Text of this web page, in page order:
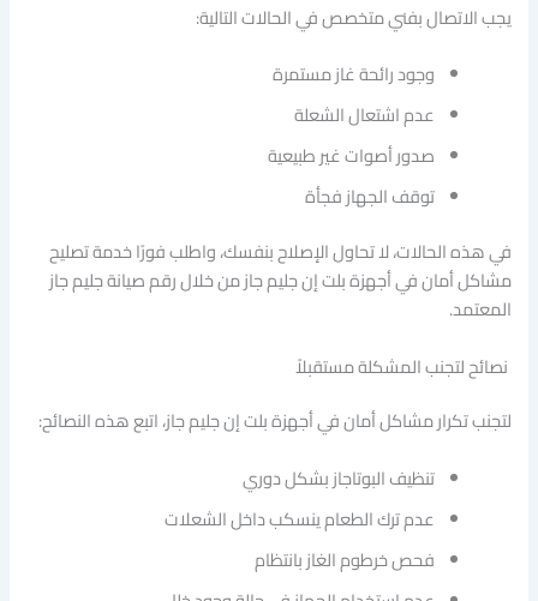
يجب الاتصال بفني متخصص في الحالات التالية:
وجود رائحة غاز مستمرة
عدم اشتعال الشعلة
صدور أصوات غير طبيعية
توقف الجهاز فجأة
في هذه الحالات، لا تحاول الإصلاح بنفسك، واطلب فورًا خدمة تصليح
مشاكل أمان في أجهزة بلت إن جليم جاز من خلال رقم صيانة جليم جاز
المعتمد.
نصائح لتجنب المشكلة مستقبلاً
لتجنب تكرار مشاكل أمان في أجهزة بلت إن جليم جاز، اتبع هذه النصائح:
تنظيف البوتاجاز بشكل دوري
عدم ترك الطعام ينسكب داخل الشعلات
فحص خرطوم الغاز بانتظام